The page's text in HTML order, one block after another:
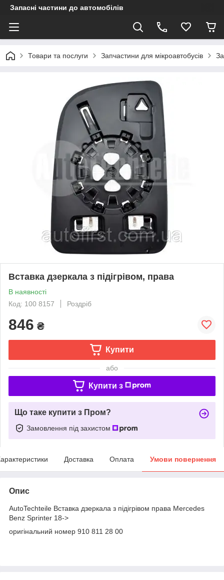
Запасні частини до автомобілів
Товари та послуги Запчастини для мікроавтобусів
Вставка дзеркала з підігрівом, права
В наявності
Код: 100 8157
Роздріб
846 ₴
Купити
або
Купити з
Що таке купити з Пром?
Замовлення під захистом
Доставка Оплата Умови повернення
Опис
AutoTechteile Вставка дзеркала з підігрівом права Mercedes
Benz Sprinter 18->
оригінальний номер 910 811 28 00